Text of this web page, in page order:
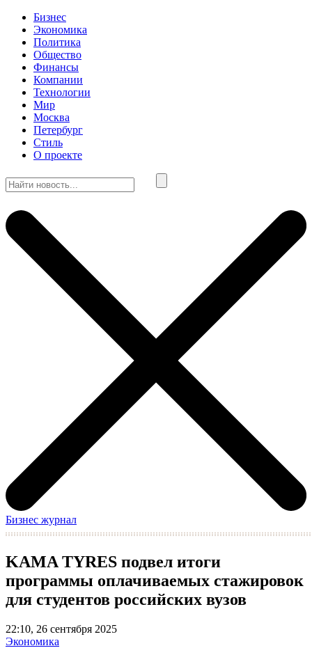
Бизнес
Экономика
Политика
Общество
Финансы
Компании
Технологии
Мир
Москва
Петербург
Стиль
О проекте
Бизнес журнал
KAMA TYRES подвел итоги
программы оплачиваемых стажировок
для студентов российских вузов
22:10, 26 сентября 2025
Экономика